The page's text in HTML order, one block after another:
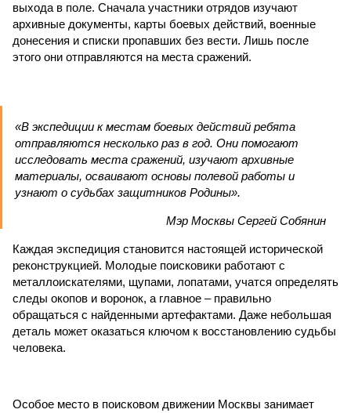
выхода в поле. Сначала участники отрядов изучают
архивные документы, карты боевых действий, военные
донесения и списки пропавших без вести. Лишь после
этого они отправляются на места сражений.
«В экспедиции к местам боевых действий ребята
отправляются несколько раз в год. Они помогают
исследовать места сражений, изучают архивные
материалы, осваивают основы полевой работы и
узнают о судьбах защитников Родины».
Мэр Москвы Сергей Собянин
Каждая экспедиция становится настоящей исторической
реконструкцией. Молодые поисковики работают с
металлоискателями, щупами, лопатами, учатся определять
следы окопов и воронок, а главное – правильно
обращаться с найденными артефактами. Даже небольшая
деталь может оказаться ключом к восстановлению судьбы
человека.
Особое место в поисковом движении Москвы занимает